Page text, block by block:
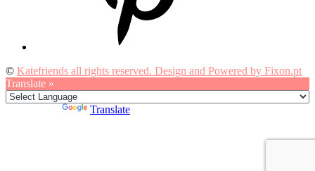
© Katefriends all rights reserved. Design and Powered by Fixon.pt
Translate »
Translate